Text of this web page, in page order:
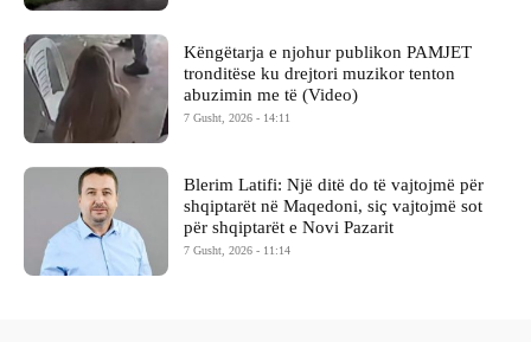
Këngëtarja e njohur publikon PAMJET
tronditëse ku drejtori muzikor tenton
abuzimin me të (Video)
7 Gusht, 2026 - 14:11
Blerim Latifi: Një ditë do të vajtojmë për
shqiptarët në Maqedoni, siç vajtojmë sot
për shqiptarët e Novi Pazarit
7 Gusht, 2026 - 11:14